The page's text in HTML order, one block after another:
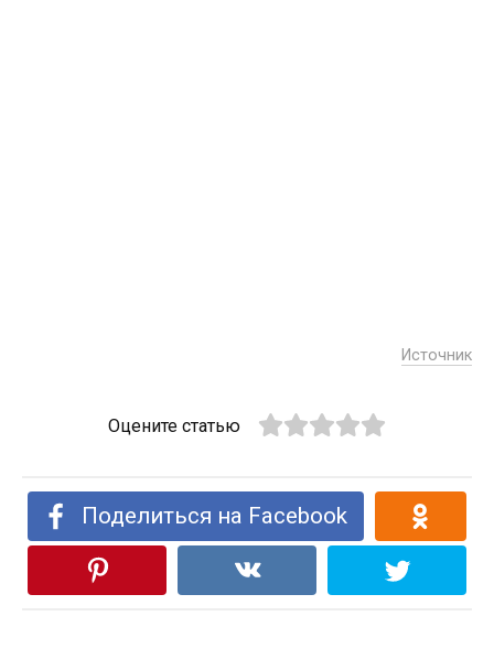
Источник
Оцените статью
Поделиться на Facebook